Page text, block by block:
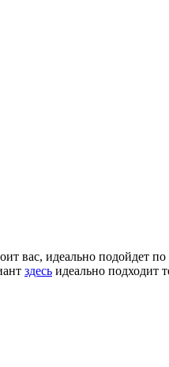
вас, идеально подойдет
здесь идеально подходит